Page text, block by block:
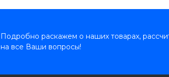
Подробно раскажем о наших товарах,
на все Ваши вопросы!